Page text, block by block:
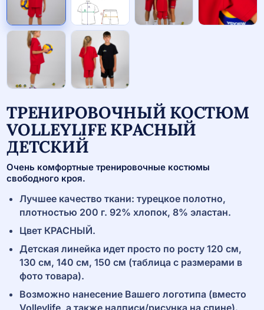
ТРЕНИРОВОЧНЫЙ КОСТЮМ
VOLLEYLIFE КРАСНЫЙ
ДЕТСКИЙ
Очень комфортные тренировочные костюмы
свободного кроя.
Лучшее качество ткани: турецкое полотно,
плотностью 200 г. 92% хлопок, 8% эластан.
Цвет КРАСНЫЙ.
Детская линейка идет просто по росту 120 см,
130 см, 140 см, 150 см (таблица с размерами в
фото товара).
Возможно нанесение Вашего логотипа (вместо